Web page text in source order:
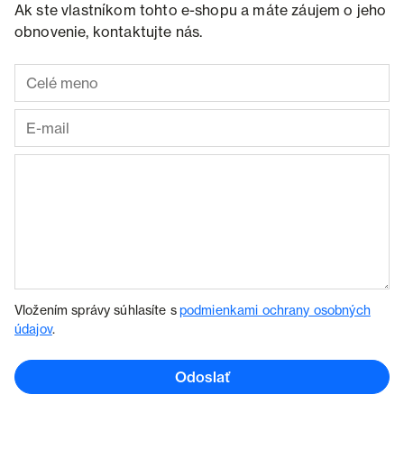
Ak ste vlastníkom tohto e-shopu a máte záujem o jeho
obnovenie, kontaktujte nás.
Vložením správy súhlasíte spodmienkami ochrany osobných
údajov.
Odoslať